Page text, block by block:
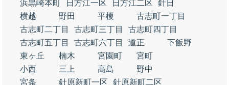
浜黒崎本町
日方江一区 日方江二区
針日
横越
野田 平榎
古志町一丁目
古志町二丁目
古志町三丁目
古志町四丁目
古志町五丁目
古志町六丁目 道正
下飯野
東ヶ丘
楠木 宮園町
宮町
小西
三上 高島
野中
宮条
針原新町一区
針原新町二区